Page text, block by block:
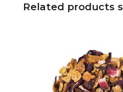
Related products